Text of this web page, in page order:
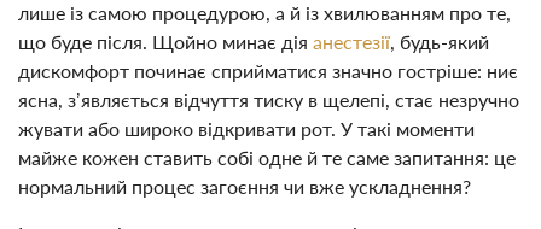
лише із самою процедурою, а й із хвилюванням про те,
що буде після. Щойно минає дія анестезії, будь-який
дискомфорт починає сприйматися значно гостріше: ниє
ясна, з’являється відчуття тиску в щелепі, стає незручно
жувати або широко відкривати рот. У такі моменти
майже кожен ставить собі одне й те саме запитання: це
нормальний процес загоєння чи вже ускладнення?